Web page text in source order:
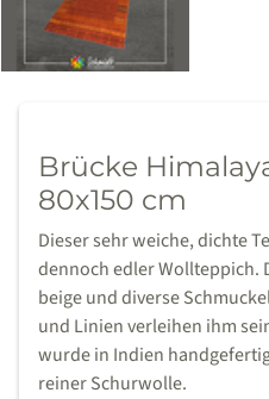
Brücke
80x150 cm
Dieser sehr weiche, dichte
dennoch edler Wollteppich.
beige und diverse
und Linien verleihen ihm
wurde in Indien
reiner Schurwolle.